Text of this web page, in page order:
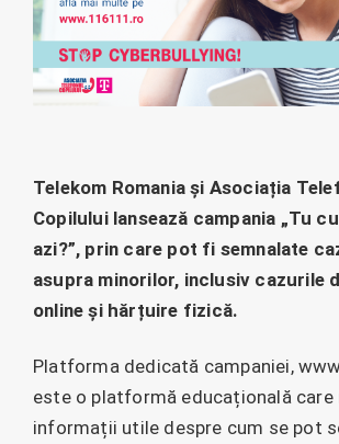
Telekom Romania și Asociația
Copilului lansează campania „Tu
azi?”, prin care pot fi semnalate
asupra minorilor, inclusiv cazurile
online și hărțuire fizică.
Platforma dedicată campaniei,
este o platformă educațională care
informații utile despre cum se pot